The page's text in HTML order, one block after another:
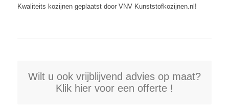
Kwaliteits kozijnen geplaatst door VNV Kunststofkozijnen.nl!
Wilt u ook vrijblijvend advies op maat?
Klik hier voor een offerte !